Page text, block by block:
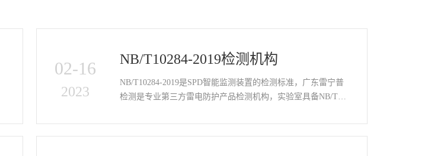
02-16
2023
NB/T10284-2019检测机构
NB/T10284-2019是SPD智能监测装置的检测标准，广东雷宁普
检测是专业第三方雷电防护产品检测机构，实验室具备NB/T10
测…